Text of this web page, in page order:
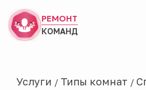
РЕМОНТ
КОМАНД
Услуги / Типы комнат /